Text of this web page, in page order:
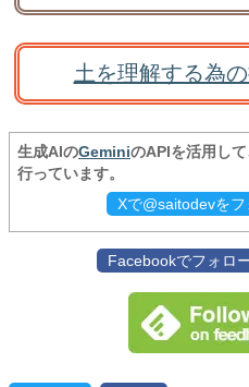
土を理解する為
生成AIのGeminiのAPIを活用し
行っています。
Xで@saitodevをフ
Facebookでフォロ